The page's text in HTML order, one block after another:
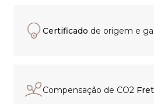
Certificado de origem e
Compensação de CO2